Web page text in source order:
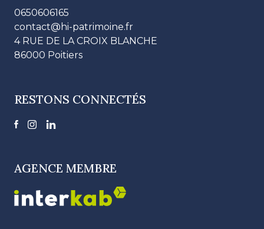
0650606165
contact@hi-patrimoine.fr
4 RUE DE LA CROIX BLANCHE
86000 Poitiers
RESTONS CONNECTÉS
AGENCE MEMBRE